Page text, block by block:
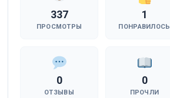
337
ПРОСМОТРЫ
1
ПОНРАВИЛОСЬ
0
ОТЗЫВЫ
0
ПРОЧЛИ